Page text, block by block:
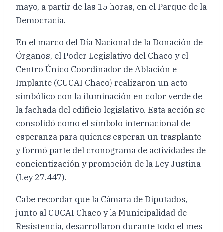
mayo, a partir de las 15 horas, en el Parque de la
Democracia.
En el marco del Día Nacional de la Donación de
Órganos, el Poder Legislativo del Chaco y el
Centro Único Coordinador de Ablación e
Implante (CUCAI Chaco) realizaron un acto
simbólico con la iluminación en color verde de
la fachada del edificio legislativo. Esta acción se
consolidó como el símbolo internacional de
esperanza para quienes esperan un trasplante
y formó parte del cronograma de actividades de
concientización y promoción de la Ley Justina
(Ley 27.447).
Cabe recordar que la Cámara de Diputados,
junto al CUCAI Chaco y la Municipalidad de
Resistencia, desarrollaron durante todo el mes